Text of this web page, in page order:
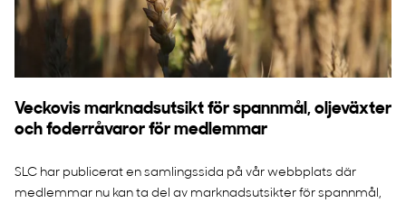
Veckovis marknadsutsikt för spannmål, oljeväxter
och foderråvaror för medlemmar
SLC har publicerat en samlingssida på vår webbplats där
medlemmar nu kan ta del av marknadsutsikter för spannmål,